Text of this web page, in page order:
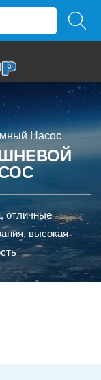
Насос
отличные
высокая